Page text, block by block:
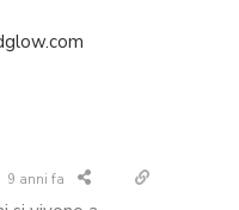
9 anni fa